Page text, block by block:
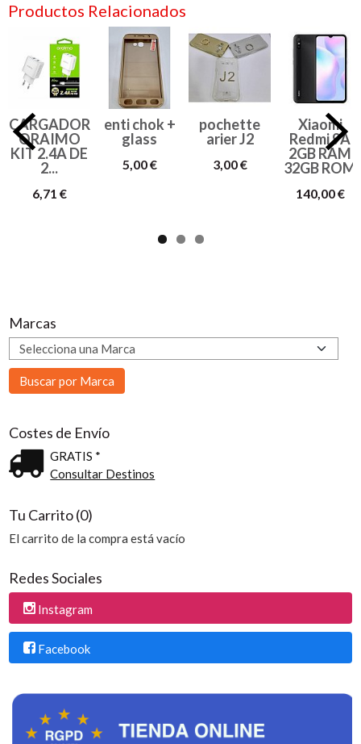
Marcas
Costes de Envío
GRATIS *
Consultar Destinos
Tu Carrito (0)
El carrito de la compra está vacío
Redes Sociales
Instagram
Facebook
Productos Relacionados
CARGADOR
ORAIMO
KIT 2.4A DE
2...
6,71 €
enti chok +
glass
5,00 €
pochette
arier J2
3,00 €
Xiaomi
Redmi 9A
2GB RAM
32GB ROM
140,00 €